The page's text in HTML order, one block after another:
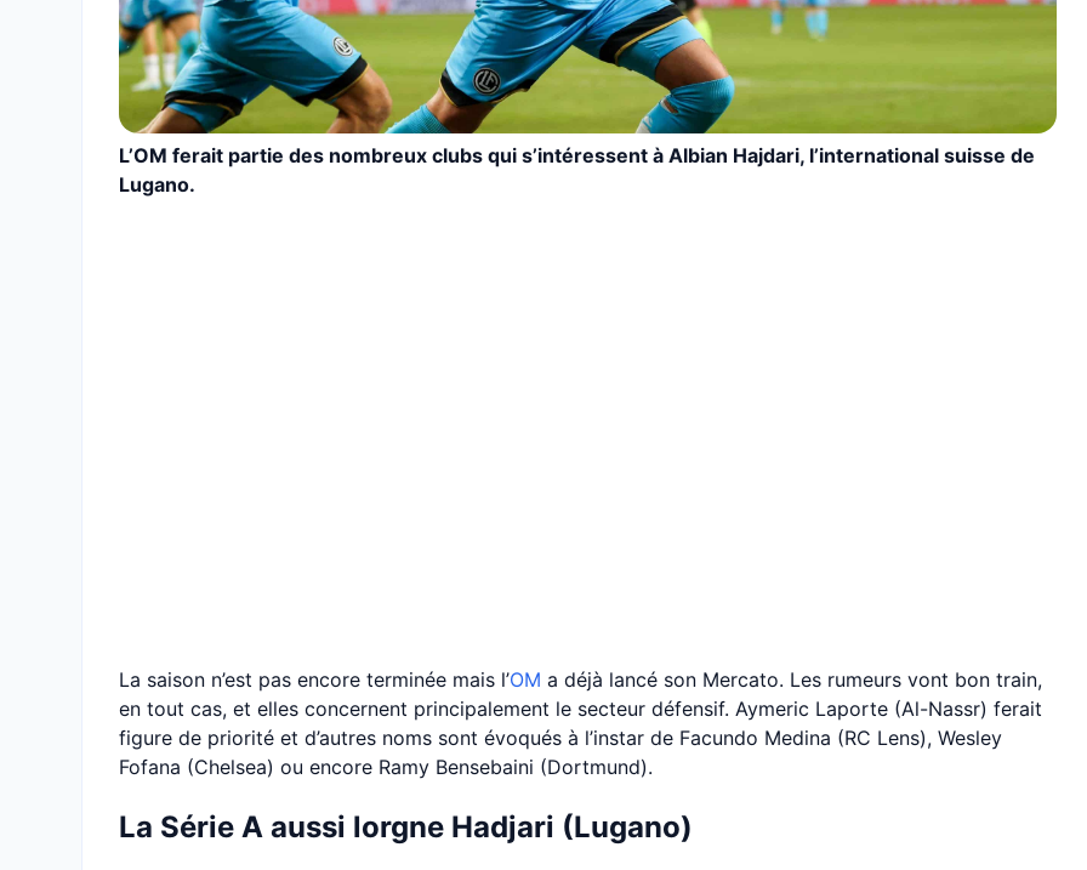
L’OM ferait partie des nombreux clubs qui s’intéressent à Albian Hajdari, l’international suisse de
Lugano.
La saison n’est pas encore terminée mais l’OM a déjà lancé son Mercato. Les rumeurs vont bon train,
en tout cas, et elles concernent principalement le secteur défensif. Aymeric Laporte (Al-Nassr) ferait
figure de priorité et d’autres noms sont évoqués à l’instar de Facundo Medina (RC Lens), Wesley
Fofana (Chelsea) ou encore Ramy Bensebaini (Dortmund).
La Série A aussi lorgne Hadjari (Lugano)